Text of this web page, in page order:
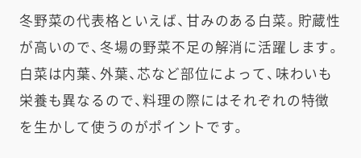
冬野菜の代表格といえば、甘みのある白菜。貯蔵性
が高いので、冬場の野菜不足の解消に活躍します。
白菜は内葉、外葉、芯など部位によって、味わいも
栄養も異なるので、料理の際にはそれぞれの特徴
を生かして使うのがポイントです。